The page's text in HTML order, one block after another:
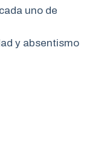
uno de
y absentismo